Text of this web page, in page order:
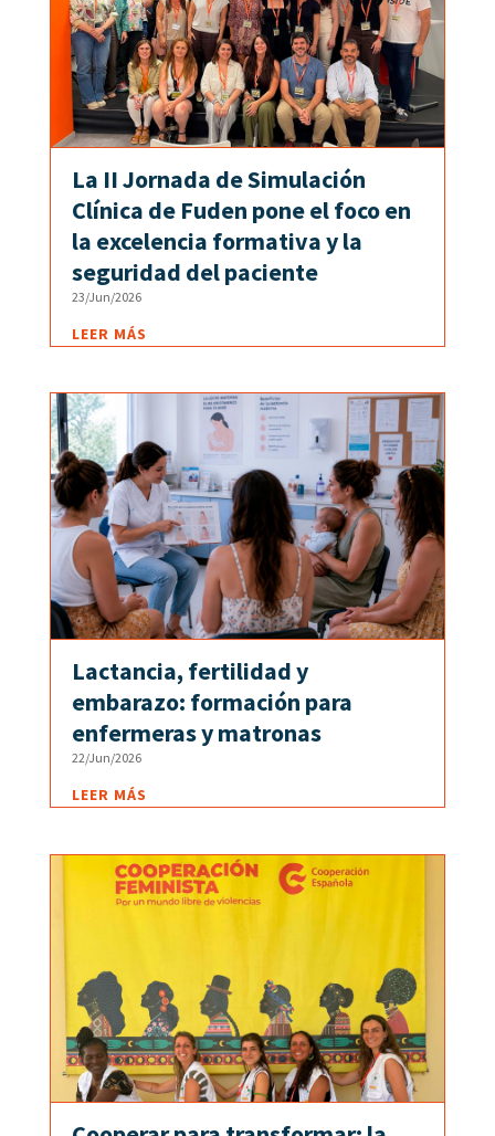
La II Jornada de Simulación
Clínica de Fuden pone el foco en
la excelencia formativa y la
seguridad del paciente
23/Jun/2026
LEER MÁS
Lactancia, fertilidad y
embarazo: formación para
enfermeras y matronas
22/Jun/2026
LEER MÁS